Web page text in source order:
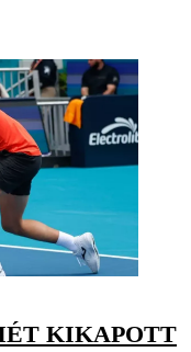
KIKAPOTT